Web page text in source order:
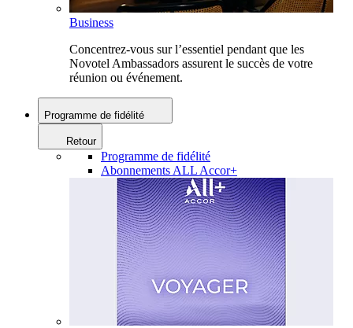
Business
Concentrez-vous sur l’essentiel pendant que les
Novotel Ambassadors assurent le succès de votre
réunion ou événement.
Programme de fidélité
Retour
Programme de fidélité
Abonnements ALL Accor+